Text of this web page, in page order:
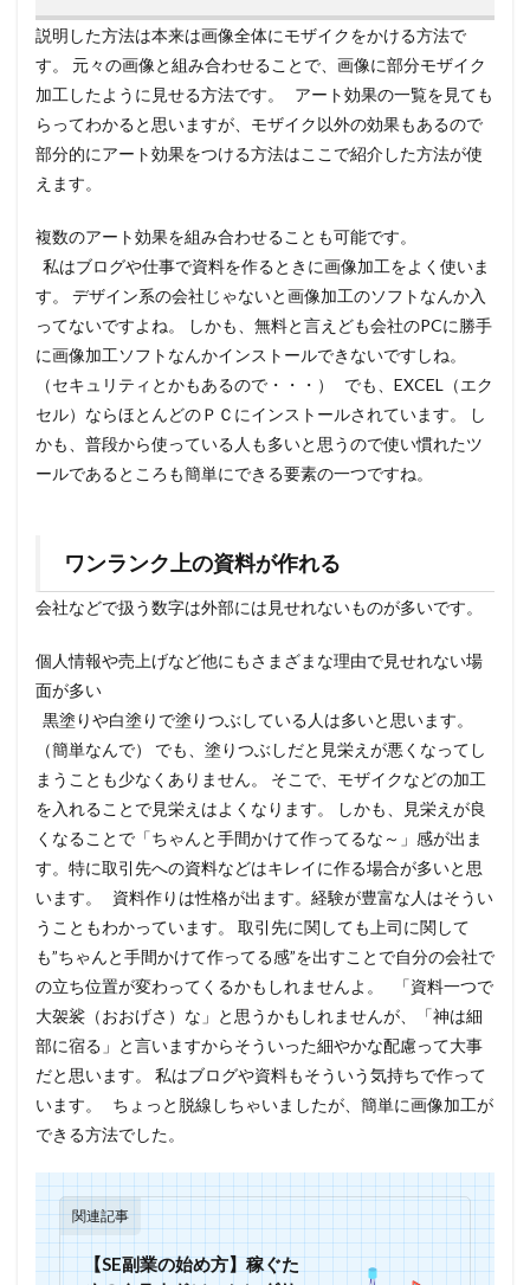
説明した方法は本来は画像全体にモザイクをかける方法で
す。 元々の画像と組み合わせることで、画像に部分モザイク
加工したように見せる方法です。 アート効果の一覧を見ても
らってわかると思いますが、 モザイク以外の効果もあるので
部分的にアート効果をつける方法はここで紹介した方法が使
えます。
複数のアート効果を組み合わせることも可能です。
私はブログや仕事で資料を作るときに画像加工をよく使いま
す。 デザイン系の会社じゃないと画像加工のソフトなんか入
ってないですよね。 しかも、無料と言えども会社のPCに勝手
に画像加工ソフトなんかインストールできないですしね。
（セキュリティとかもあるので・・・） でも、EXCEL（エク
セル）ならほとんどのＰＣにインストールされています。 し
かも、普段から使っている人も多いと思うので使い慣れたツ
ールであるところも簡単にできる要素の一つですね。
ワンランク上の資料が作れる
会社などで扱う数字は外部には見せれないものが多いです。
個人情報や売上げなど他にもさまざまな理由で見せれない場
面が多い
黒塗りや白塗りで塗りつぶしている人は多いと思います。
（簡単なんで） でも、塗りつぶしだと見栄えが悪くなってし
まうことも少なくありません。 そこで、モザイクなどの加工
を入れることで見栄えはよくなります。 しかも、
見栄えが良
くなることで「ちゃんと手間かけて作ってるな～」感が出ま
す。特に取引先への資料などはキレイに作る場合が多いと思
います。 資料作りは性格が出ます。経験が豊富な人はそうい
うこともわかっています。 取引先に関しても上司に関して
も”ちゃんと手間かけて作ってる感”を出すことで自分の会社で
の立ち位置が変わってくるかもしれませんよ。 「資料一つで
大袈裟（おおげさ）な」と思うかもしれませんが、「神は細
部に宿る」と言いますからそういった細やかな配慮って大事
だと思います。 私はブログや資料もそういう気持ちで作って
います。 ちょっと脱線しちゃいましたが、簡単に画像加工が
できる方法でした。
関連記事
【SE副業の始め方】稼ぐた